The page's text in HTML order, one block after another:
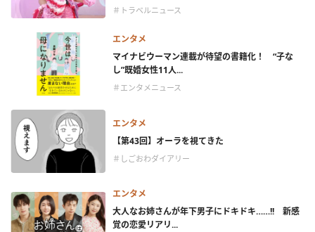
＃トラベルニュース
エンタメ
マイナビウーマン連載が待望の書籍化！ “子な
し”既婚女性11人...
＃エンタメニュース
エンタメ
【第43回】オーラを視てきた
＃しごおわダイアリー
エンタメ
大人なお姉さんが年下男子にドキドキ……!! 新感
覚の恋愛リアリ...